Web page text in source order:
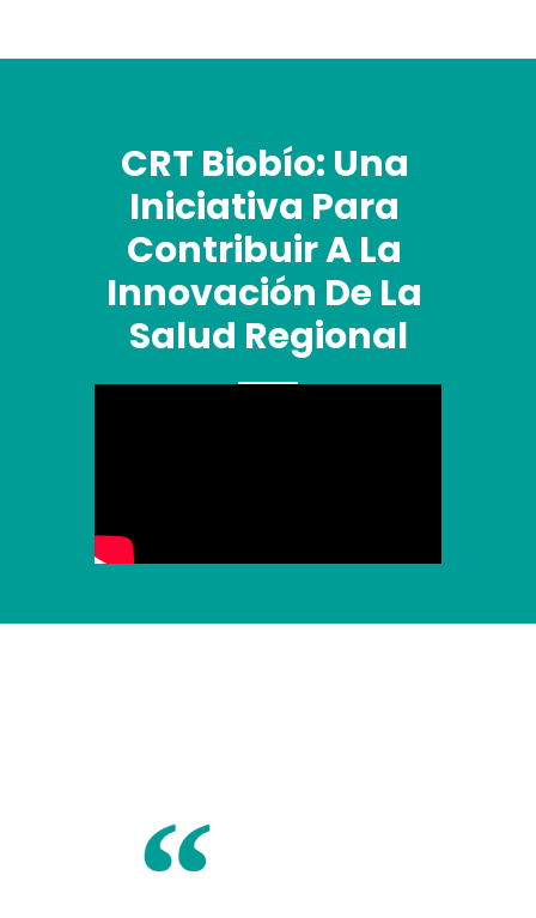
CRT Biobío: Una
Iniciativa Para
Contribuir A La
Innovación De La
Salud Regional